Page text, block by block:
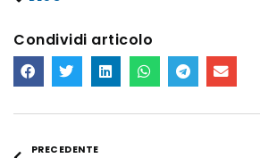
Condividi articolo
PRECEDENTE